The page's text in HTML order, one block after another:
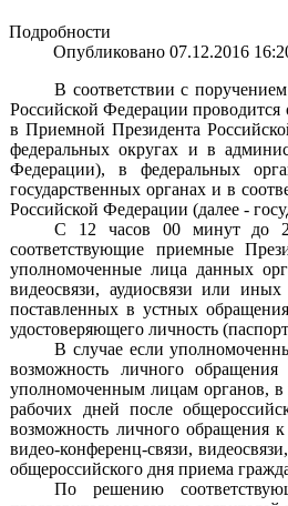
Подробности
Опубликовано 07.12.2016
В соответствии с
Российской Федерации
в Приемной Президента
федеральных округах и в
Федерации), в федеральных
государственных органах и в
Российской Федерации (далее -
С 12 часов 00 минут до
соответствующие приемные
уполномоченные лица данных
видеосвязи, аудиосвязи или
поставленных в устных
удостоверяющего личность
В случае если
возможность личного
уполномоченным лицам органов, в
рабочих дней после
возможность личного обращения
видео-конференц-связи,
общероссийского дня приема
По решению